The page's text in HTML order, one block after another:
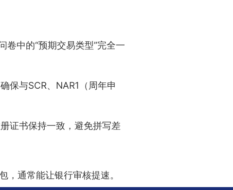
卷中的“预期交易类型”完全一
保与SCR、NAR1（周年申
证书保持一致，避免拼写差
，通常能让银行审核提速。